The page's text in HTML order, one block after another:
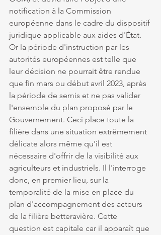
notification à la Commission
européenne dans le cadre du dispositif
juridique applicable aux aides d'État.
Or la période d'instruction par les
autorités européennes est telle que
leur décision ne pourrait être rendue
que fin mars ou début avril 2023, après
la période de semis et ne pas valider
l'ensemble du plan proposé par le
Gouvernement. Ceci place toute la
filière dans une situation extrêmement
délicate alors même qu'il est
nécessaire d'offrir de la visibilité aux
agriculteurs et industriels. Il l'interroge
donc, en premier lieu, sur la
temporalité de la mise en place du
plan d'accompagnement des acteurs
de la filière betteravière. Cette
question est capitale car il apparaît que